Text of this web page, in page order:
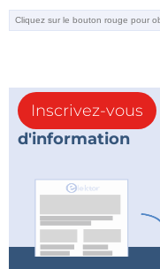
Inscrivez-vous
d'information